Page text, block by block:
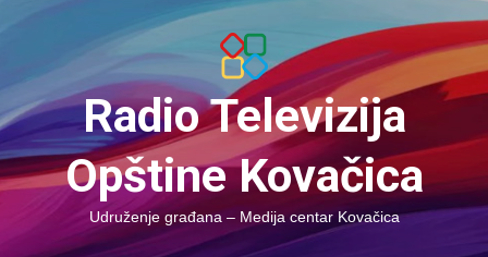
Radio Televizija
Opštine Kovačica
Udruženje građana – Medija centar Kovačica